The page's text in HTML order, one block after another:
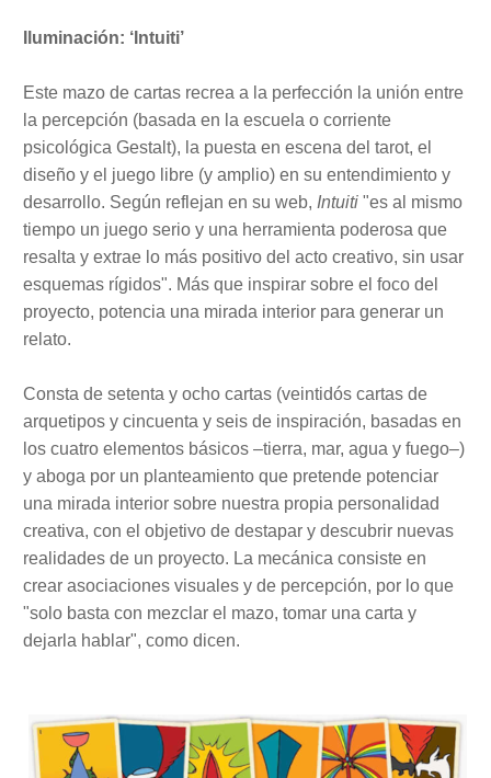
Iluminación: ‘Intuiti’
Este mazo de cartas recrea a la perfección la unión entre
la percepción (basada en la escuela o corriente
psicológica Gestalt), la puesta en escena del tarot, el
diseño y el juego libre (y amplio) en su entendimiento y
desarrollo. Según reflejan en su web, Intuiti "es al mismo
tiempo un juego serio y una herramienta poderosa que
resalta y extrae lo más positivo del acto creativo, sin usar
esquemas rígidos". Más que inspirar sobre el foco del
proyecto, potencia una mirada interior para generar un
relato.
Consta de setenta y ocho cartas (veintidós cartas de
arquetipos y cincuenta y seis de inspiración, basadas en
los cuatro elementos básicos –tierra, mar, agua y fuego–)
y aboga por un planteamiento que pretende potenciar
una mirada interior sobre nuestra propia personalidad
creativa, con el objetivo de destapar y descubrir nuevas
realidades de un proyecto. La mecánica consiste en
crear asociaciones visuales y de percepción, por lo que
"solo basta con mezclar el mazo, tomar una carta y
dejarla hablar", como dicen.